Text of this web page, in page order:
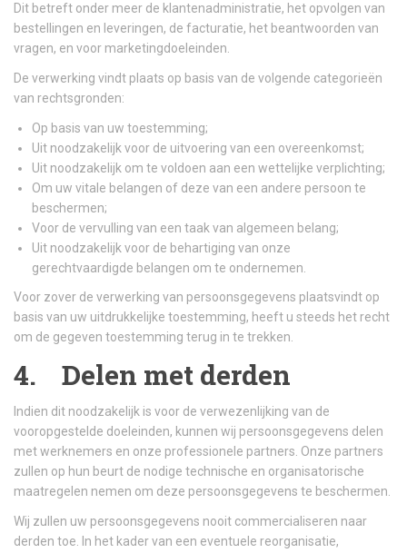
Dit betreft onder meer de klantenadministratie, het opvolgen van
bestellingen en leveringen, de facturatie, het beantwoorden van
vragen, en voor marketingdoeleinden.
De verwerking vindt plaats op basis van de volgende categorieën
van rechtsgronden:
Op basis van uw toestemming;
Uit noodzakelijk voor de uitvoering van een overeenkomst;
Uit noodzakelijk om te voldoen aan een wettelijke verplichting;
Om uw vitale belangen of deze van een andere persoon te
beschermen;
Voor de vervulling van een taak van algemeen belang;
Uit noodzakelijk voor de behartiging van onze
gerechtvaardigde belangen om te ondernemen.
Voor zover de verwerking van persoonsgegevens plaatsvindt op
basis van uw uitdrukkelijke toestemming, heeft u steeds het recht
om de gegeven toestemming terug in te trekken.
4. Delen met derden
Indien dit noodzakelijk is voor de verwezenlijking van de
vooropgestelde doeleinden, kunnen wij persoonsgegevens delen
met werknemers en onze professionele partners. Onze partners
zullen op hun beurt de nodige technische en organisatorische
maatregelen nemen om deze persoonsgegevens te beschermen.
Wij zullen uw persoonsgegevens nooit commercialiseren naar
derden toe. In het kader van een eventuele reorganisatie,